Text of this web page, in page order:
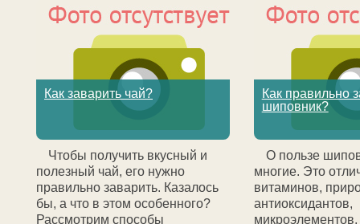
Как заварить чай?
Чтобы получить вкусный и
полезный чай, его нужно
правильно заварить. Казалось
бы, а что в этом особенного?
Рассмотрим способы
Как правильно
шиповник?
О пользе
многие. Это
витаминов,
антиоксидантов,